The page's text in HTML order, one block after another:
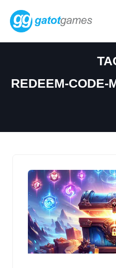
content
REDEEM-CODE-